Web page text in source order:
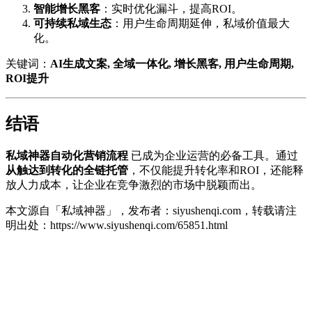
智能增长黑客 ：实时优化漏斗，提高ROI。
可持续私域生态 ：用户生命周期延伸，私域价值最大
化。
关键词： AI生成文案, 全域一体化, 增长黑客, 用户生命周期,
ROI提升
结语
私域神器自动化营销流程 已成为企业运营的必备工具。通过
从触达到转化的全链托管 ，不仅能提升转化率和ROI，还能释
放人力成本，让企业在竞争激烈的市场中脱颖而出。
本文源自「私域神器」，发布者：siyushenqi.com，转载请注
明出处： https://www.siyushenqi.com/65851.html